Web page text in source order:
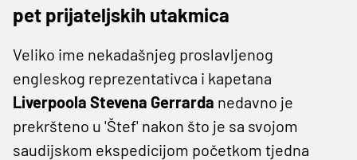
pet prijateljskih utakmica
Veliko ime nekadašnjeg proslavljenog
engleskog reprezentativca i kapetana
Liverpoola Stevena Gerrarda nedavno je
prekršteno u 'Štef' nakon što je sa svojom
saudijskom ekspedicijom početkom tjedna